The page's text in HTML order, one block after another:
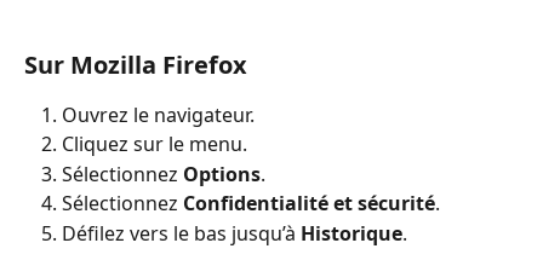
Sur Mozilla Firefox
Ouvrez le navigateur.
Cliquez sur le menu.
Sélectionnez Options.
Sélectionnez Confidentialité et sécurité.
Défilez vers le bas jusqu’à Historique.